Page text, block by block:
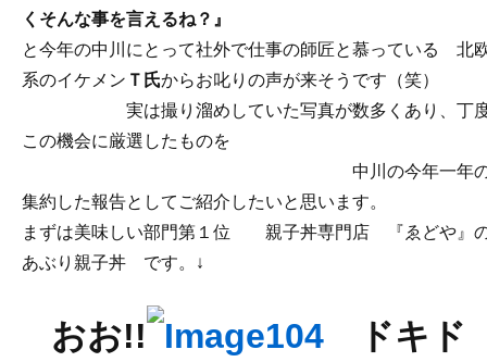
くそんな事を言えるね？』
と今年の中川にとって社外で仕事の師匠と慕っている 北
系のイケメン Ｔ氏からお叱りの声が来そうです（笑）
実は撮り溜めしていた写真が数多くあり、丁
この機会に厳選したものを
中川の今年一年
集約した報告としてご紹介したいと思います。
まずは美味しい部門第１位 親子丼専門店 『ゑどや』
あぶり親子丼 です。↓
おお!!
ドキド